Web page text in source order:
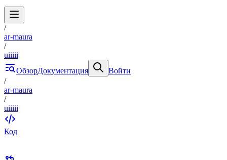
/
ar-maura
/
uiiiii
ОбзорДокументация
Войти
/
ar-maura
/
uiiiii
Код